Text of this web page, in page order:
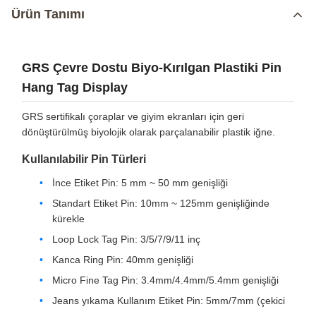
Ürün Tanımı
GRS Çevre Dostu Biyo-Kırılgan Plastiki Pin
Hang Tag Display
GRS sertifikalı çoraplar ve giyim ekranları için geri
dönüştürülmüş biyolojik olarak parçalanabilir plastik iğne.
Kullanılabilir Pin Türleri
İnce Etiket Pin: 5 mm ~ 50 mm genişliği
Standart Etiket Pin: 10mm ~ 125mm genişliğinde
kürekle
Loop Lock Tag Pin: 3/5/7/9/11 inç
Kanca Ring Pin: 40mm genişliği
Micro Fine Tag Pin: 3.4mm/4.4mm/5.4mm genişliği
Jeans yıkama Kullanım Etiket Pin: 5mm/7mm (çekici